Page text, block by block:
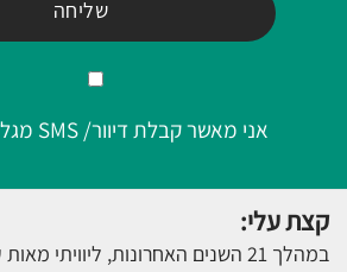
אני מאשר קבלת דיוור/ SMS מגלעד אביעד
קצת עלי:
במהלך 21 השנים האחרונות, ליוויתי